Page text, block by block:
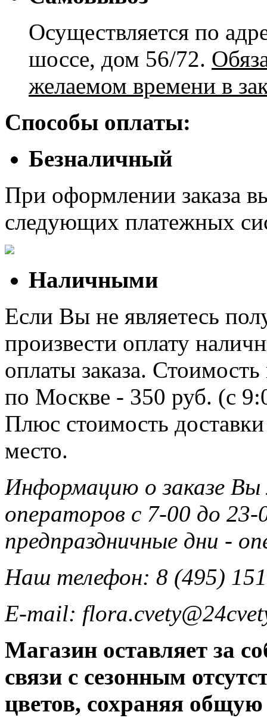
Осуществляется по
шоссе, дом 56/72.
желаемом времени в
Способы оплаты:
Безналичный
При оформлении заказа
следующих платежных
Наличными
Если Вы не являетесь
произвести оплату
оплаты заказа.
по Москве - 350 руб. (с
Плюс стоимость
место.
Информацию о заказе
операторов с 7-00 до 23-
предпраздничные дни -
Наш телефон: 8 (495)
E-mail:
Магазин оставляет за
связи с сезонным
цветов, сохраняя